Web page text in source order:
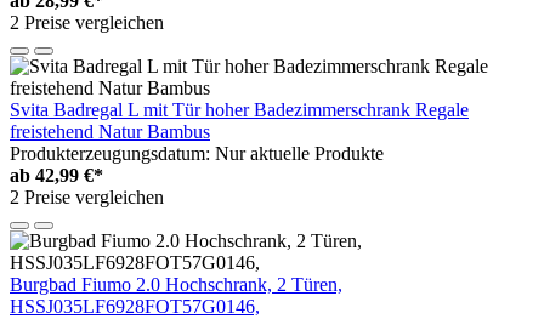
2 Preise vergleichen
Svita Badregal L mit Tür hoher Badezimmerschrank Regale
freistehend Natur Bambus
Produkterzeugungsdatum: Nur aktuelle Produkte
ab 42,99 €*
2 Preise vergleichen
Burgbad Fiumo 2.0 Hochschrank, 2 Türen,
HSSJ035LF6928FOT57G0146,